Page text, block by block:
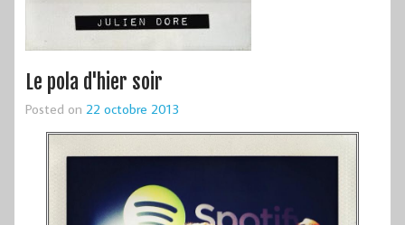
Le pola d'hier soir
Posted on 22 octobre 2013